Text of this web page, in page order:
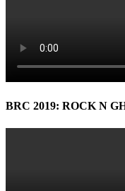
BRC 2019: ROCK N